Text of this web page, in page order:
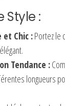
Style :
Chic :Portez le
Tendance :
longueurs